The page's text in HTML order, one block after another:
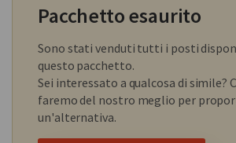
Pacchetto esaurito
Sono stati venduti tutti i posti
questo pacchetto.
Sei interessato a qualcosa di simile?
faremo del nostro meglio per
un'alternativa.